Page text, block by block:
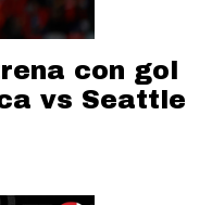
con gol
vs Seattle